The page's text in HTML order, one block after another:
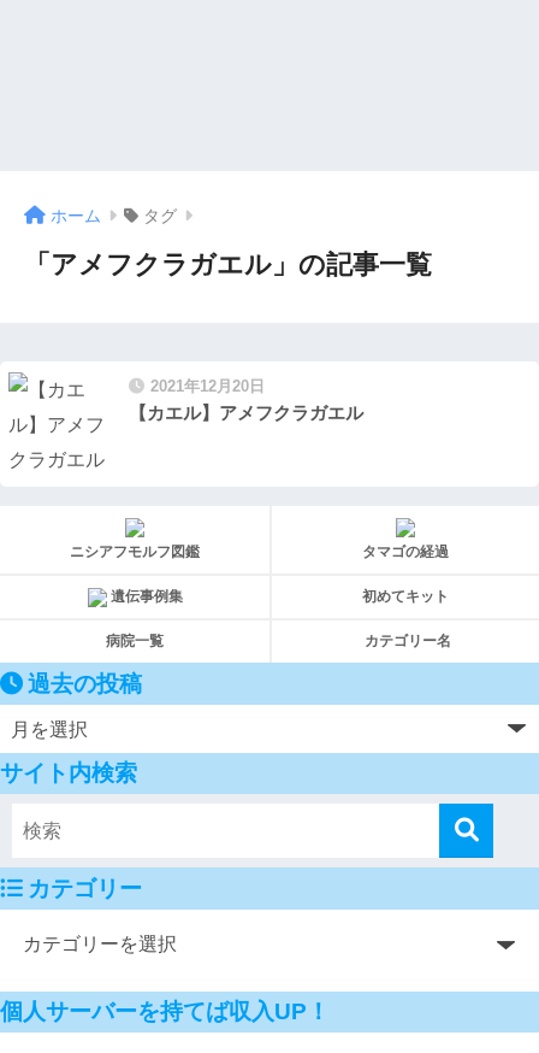
ホーム タグ
「アメフクラガエル」の記事一覧
2021年12月20日
【カエル】アメフクラガエル
ニシアフモルフ図鑑 タマゴの経過
遺伝事例集 初めてキット
病院一覧 カテゴリー名
過去の投稿
サイト内検索
カテゴリー
個人サーバーを持てば収入UP！